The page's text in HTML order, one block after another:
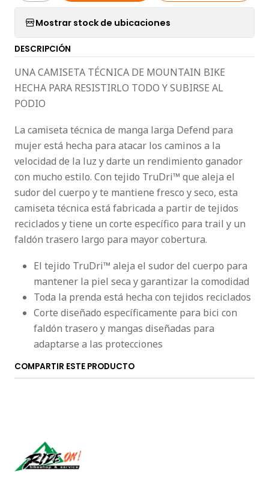
Mostrar stock de ubicaciones
DESCRIPCIÓN
UNA CAMISETA TÉCNICA DE MOUNTAIN BIKE
HECHA PARA RESISTIRLO TODO Y SUBIRSE AL
PODIO
La camiseta técnica de manga larga Defend para
mujer está hecha para atacar los caminos a la
velocidad de la luz y darte un rendimiento ganador
con mucho estilo. Con tejido TruDri™ que aleja el
sudor del cuerpo y te mantiene fresco y seco, esta
camiseta técnica está fabricada a partir de tejidos
reciclados y tiene un corte específico para trail y un
faldón trasero largo para mayor cobertura.
El tejido TruDri™ aleja el sudor del cuerpo para
mantener la piel seca y garantizar la comodidad
Toda la prenda está hecha con tejidos reciclados
Corte diseñado específicamente para bici con
faldón trasero y mangas diseñadas para
adaptarse a las protecciones
COMPARTIR ESTE PRODUCTO